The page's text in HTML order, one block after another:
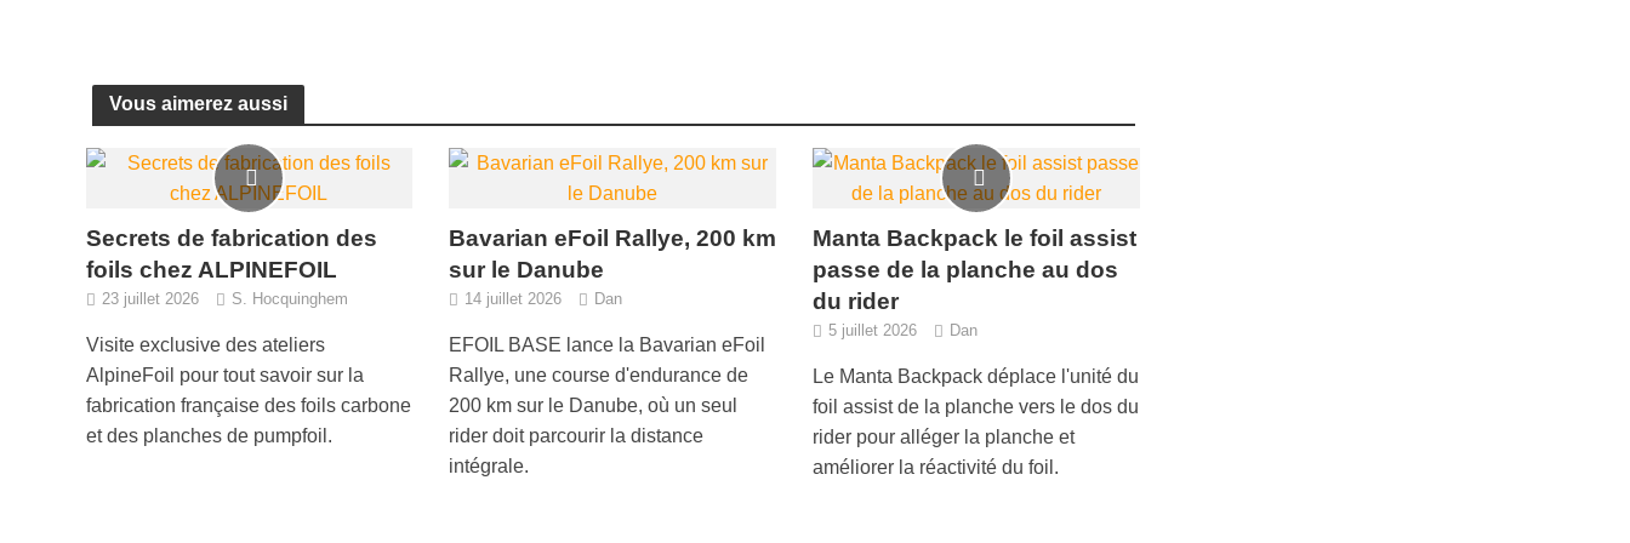
Vous aimerez aussi
Secrets de fabrication des
foils chez ALPINEFOIL
23 juillet 2026 S. Hocquinghem
Visite exclusive des ateliers
AlpineFoil pour tout savoir sur la
fabrication française des foils carbone
et des planches de pumpfoil.
Bavarian eFoil Rallye, 200 km
sur le Danube
14 juillet 2026 Dan
EFOIL BASE lance la Bavarian eFoil
Rallye, une course d'endurance de
200 km sur le Danube, où un seul
rider doit parcourir la distance
intégrale.
Manta Backpack le foil assist
passe de la planche au dos
du rider
5 juillet 2026 Dan
Le Manta Backpack déplace l'unité du
foil assist de la planche vers le dos du
rider pour alléger la planche et
améliorer la réactivité du foil.